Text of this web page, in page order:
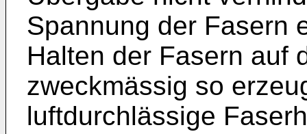
Spannung der Fasern
Halten der Fasern auf
zweckmässig so
luftdurchlässige